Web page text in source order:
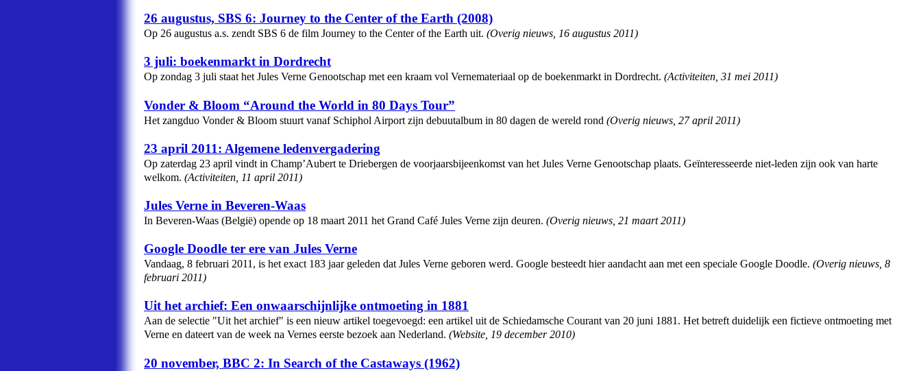
26 augustus, SBS 6: Journey to the Center of the Earth (2008)
Op 26 augustus a.s. zendt SBS 6 de film Journey to the Center of the Earth uit. (Overig nieuws 16 augustus 2011)
3 juli: boekenmarkt in Dordrecht
Op zondag 3 juli staat het Jules Verne Genootschap met een kraam vol Vernemateriaal op de boekenmarkt in Dordrecht. (Activiteiten, 31 mei 2011)
Vonder & Bloom “Around the World in 80 Days Tour”
Het zangduo Vonder & Bloom stuurt vanaf Schiphol Airport zijn debuutalbum in 80 dagen de wereld rond (Overig nieuws 27 april 2011)
23 april 2011: Algemene ledenvergadering
Op zaterdag 23 april vindt in Champ’Aubert te Driebergen de voorjaarsbijeenkomst van het Jules Verne Genootschap plaats. Geïnteresseerde niet-leden zijn ook van harte
welkom. (Activiteiten 11 april 2011)
Jules Verne in Beveren-Waas
In Beveren-Waas (België) opende op 18 maart 2011 het Grand Café Jules Verne zijn deuren. (Overig nieuws 21 maart 2011)
Google Doodle ter ere van Jules Verne
Vandaag, 8 februari 2011, is het exact 183 jaar geleden dat Jules Verne geboren werd. Google besteedt hier aandacht aan met een speciale Google Doodle. (Overig nieuws 8
februari 2011)
Uit het archief: Een onwaarschijnlijke ontmoeting in 1881
Aan de selectie "Uit het archief" is een nieuw artikel toegevoegd: een artikel uit de Schiedamsche Courant van 20 juni 1881. Het betreft duidelijk een fictieve ontmoeting met
Verne en dateert van de week na Vernes eerste bezoek aan Nederland. (Website, 19 december 2010)
20 november, BBC 2: In Search of the Castaways (1962)